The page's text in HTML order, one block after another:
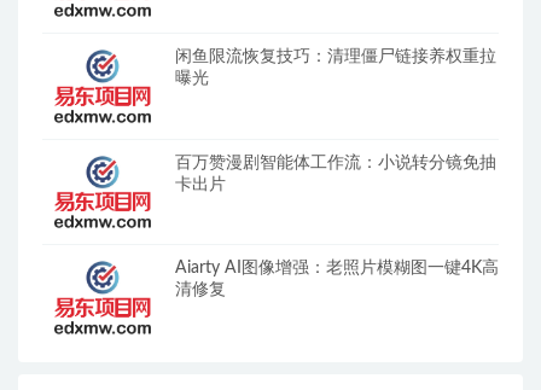
闲鱼限流恢复技巧：清理僵尸链接养权重拉
曝光
百万赞漫剧智能体工作流：小说转分镜免抽
卡出片
Aiarty AI图像增强：老照片模糊图一键4K高
清修复